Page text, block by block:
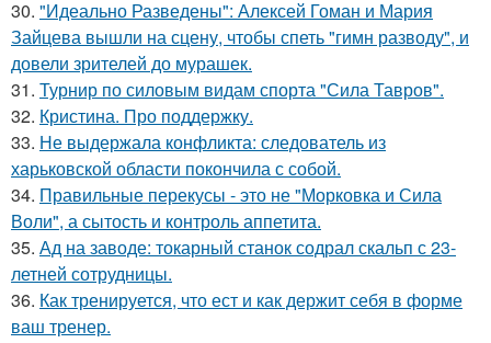
30. "Идеально Разведены": Алексей Гоман и Мария
Зайцева вышли на сцену, чтобы спеть "гимн разводу", и
довели зрителей до мурашек.
31. Турнир по силовым видам спорта "Сила Тавров".
32. Кристина. Про поддержку.
33. Не выдержала конфликта: следователь из
харьковской области покончила с собой.
34. Правильные перекусы - это не "Морковка и Сила
Воли", а сытость и контроль аппетита.
35. Ад на заводе: токарный станок содрал скальп с 23-
летней сотрудницы.
36. Как тренируется, что ест и как держит себя в форме
ваш тренер.